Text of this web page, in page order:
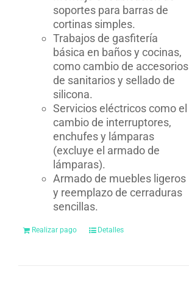
soportes para barras de
cortinas simples.
Trabajos de gasfitería
básica en baños y cocinas,
como cambio de accesorios
de sanitarios y sellado de
silicona.
Servicios eléctricos como el
cambio de interruptores,
enchufes y lámparas
(excluye el armado de
lámparas).
Armado de muebles ligeros
y reemplazo de cerraduras
sencillas.
Realizar pago Detalles